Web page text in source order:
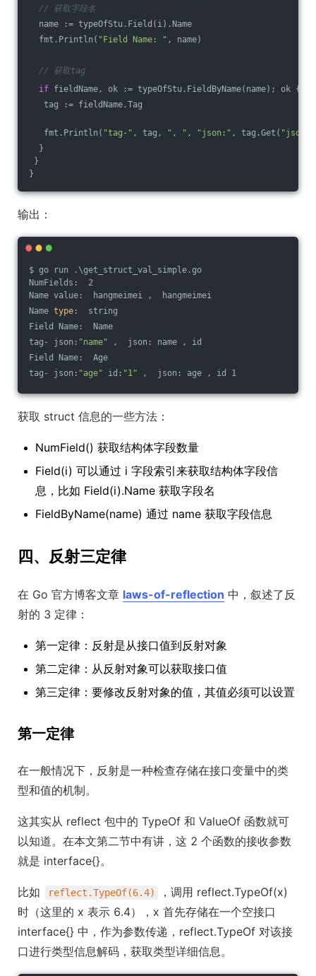
// 获取字段名
name := typeOfStu.Field(i).Name
fmt.Println( "Field Name: " , name)
// 获取tag
if fieldName, ok := typeOfStu.FieldByName(name); ok {
tag := fieldName.Tag
fmt.Println( "tag-" , tag, ", " , "json:" , tag.Get( "json"
}
}
}
输出：
$ go run .\get_struct_val_simple.go
NumFields:  2
Name value:  hangmeimei ,  hangmeimei
Name type :  string
Field Name:  Name
tag- json: "name" ,  json: name , id
Field Name:  Age
tag- json: "age" id: "1" ,  json: age , id 1
获取 struct 信息的一些方法：
NumField() 获取结构体字段数量
Field(i) 可以通过 i 字段索引来获取结构体字段信
息，比如 Field(i).Name 获取字段名
FieldByName(name) 通过 name 获取字段信息
四、反射三定律
在 Go 官方博客文章 laws-of-reflection 中，叙述了反
射的 3 定律：
第一定律：反射是从接口值到反射对象
第二定律：从反射对象可以获取接口值
第三定律：要修改反射对象的值，其值必须可以设置
第一定律
在一般情况下，反射是一种检查存储在接口变量中的类
型和值的机制。
这其实从 reflect 包中的 TypeOf 和 ValueOf 函数就可
以知道。在本文第二节中有讲，这 2 个函数的接收参数
就是 interface{}。
比如 reflect.TypeOf(6.4)
，调用 reflect.TypeOf(x)
时（这里的 x 表示 6.4），x 首先存储在一个空接口
interface{} 中，作为参数传递，reflect.TypeOf 对该接
口进行类型信息解码，获取类型详细信息。